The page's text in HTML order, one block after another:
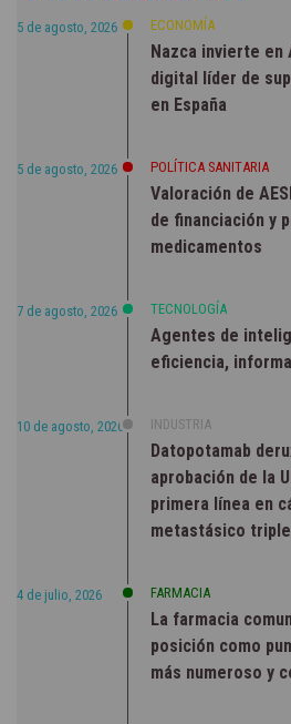
5 de agosto, 2026 ECONOMÍA
Nazca invierte en
digital líder de
en España
5 de agosto, 2026 POLÍTICA SANITARIA
Valoración de
de financiación y
medicamentos
7 de agosto, 2026 TECNOLOGÍA
Agentes de
eficiencia,
10 de agosto, 2026 INDUSTRIA
Datopotamab
aprobación de la
primera línea en
metastásico
4 de julio, 2026 FARMACIA
La farmacia
posición como
más numeroso y